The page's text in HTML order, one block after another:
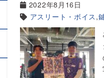
2022年8月16日
アスリート・ボイス ,